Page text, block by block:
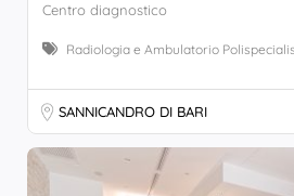
Centro diagnostico
Radiologia e Ambulatorio
SANNICANDRO DI BARI